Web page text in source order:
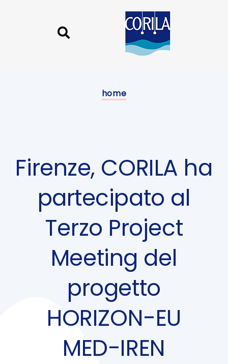
home
Firenze, CORILA ha
partecipato al
Terzo Project
Meeting del
progetto
HORIZON-EU
MED-IREN